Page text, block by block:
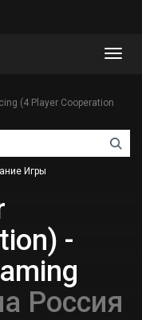
(4 Player Cooperation
Игры
-
Россия